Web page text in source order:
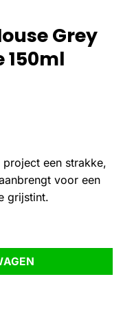
Grey
150ml
een strakke,
voor een
grijstint.
Matte 150ml aantal